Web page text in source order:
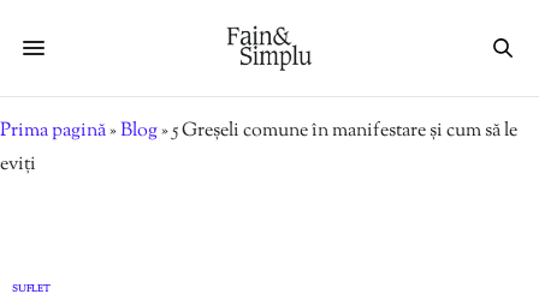
Prima pagină»Blog»5 Greșeli comune în manifestare și cum să le
eviți
SUFLET